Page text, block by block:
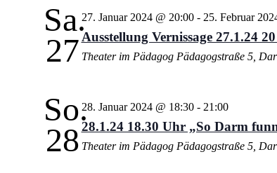
Sa.
27
27. Januar 2024 @ 20:00- 25. Februar
Ausstellung Vernissage 27.1.24
Theater im Pädagog Pädagogstraße 5,
So.
28
28. Januar 2024 @ 18:30- 21:00
28.1.24 18.30 Uhr „So Darm
Theater im Pädagog Pädagogstraße 5,